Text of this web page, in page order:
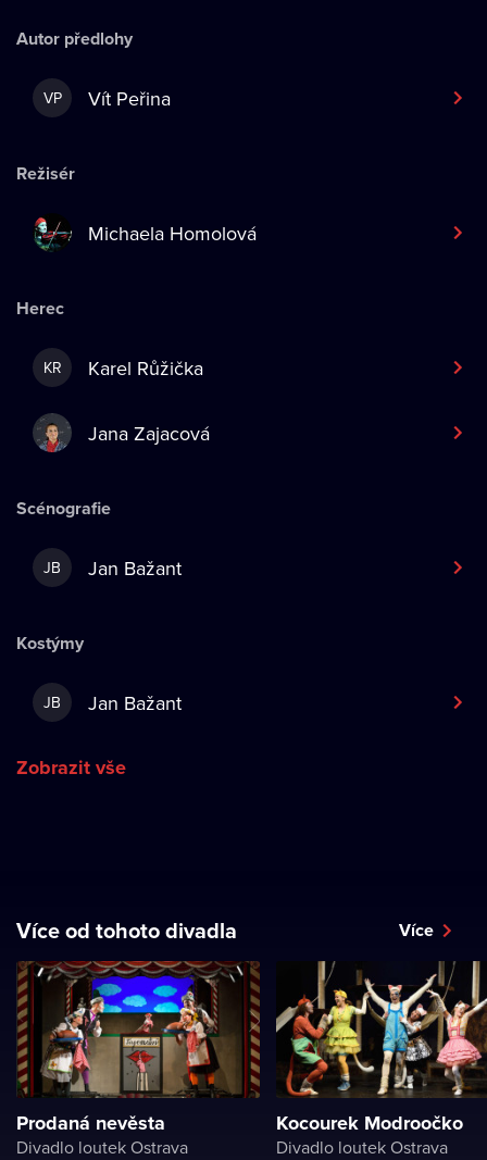
Autor předlohy
VP Vít Peřina
Režisér
Michaela Homolová
Herec
KR Karel Růžička
Jana Zajacová
Scénografie
JB Jan Bažant
Kostýmy
JB Jan Bažant
Zobrazit vše
Více od tohoto divadla Více
Prodaná nevěsta
Divadlo loutek Ostrava
Kocourek Modroočko
Divadlo loutek Ostrava